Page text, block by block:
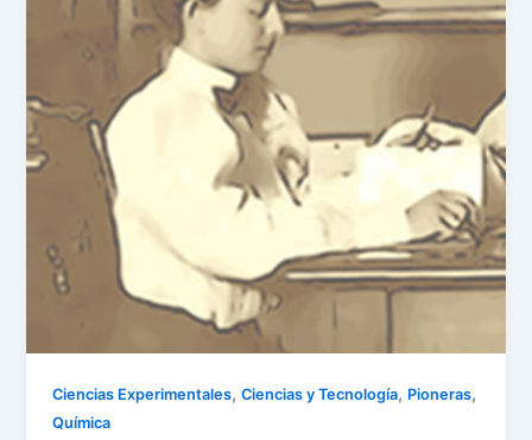
Ciencias Experimentales,Ciencias y Tecnología, Pioneras,
Química